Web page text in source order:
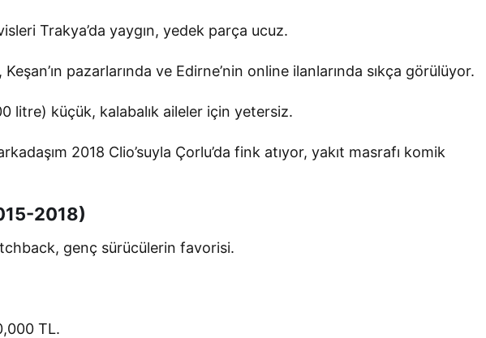
Trakya’da yaygın, yedek parça ucuz.
Keşan’ın pazarlarında ve Edirne’nin online ilanlarında sıkça görülüyor.
litre) küçük, kalabalık aileler için yetersiz.
2018 Clio’suyla Çorlu’da fink atıyor, yakıt masrafı komik
2018)
genç sürücülerin favorisi.
TL.